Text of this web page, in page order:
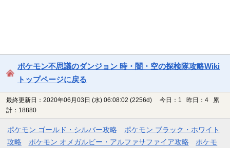
ポケモン不思議のダンジョン 時・闇・空の探検隊攻略Wiki
トップページに戻る
最終更新日：2020年06月03日 (水) 06:08:02 (2256d)
今日：1 昨日：4 累
計：18880
ポケモン ゴールド・シルバー攻略
ポケモン ブラック・ホワイト
攻略
ポケモン オメガルビー・アルファサファイア攻略 ポケモ